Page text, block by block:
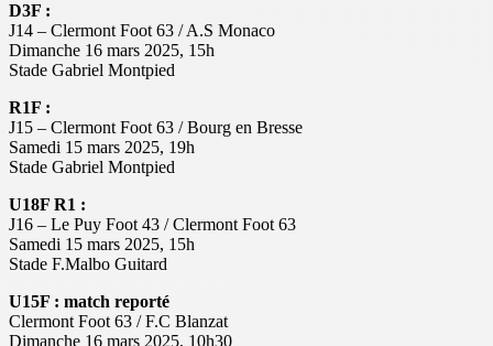
D3F :
J14 – Clermont Foot 63 / A.S Monaco
Dimanche 16 mars 2025, 15h
Stade Gabriel Montpied
R1F :
J15 – Clermont Foot 63 / Bourg en Bresse
Samedi 15 mars 2025, 19h
Stade Gabriel Montpied
U18F R1 :
J16 – Le Puy Foot 43 / Clermont Foot 63
Samedi 15 mars 2025, 15h
Stade F.Malbo Guitard
U15F : match reporté
Clermont Foot 63 / F.C Blanzat
Dimanche 16 mars 2025, 10h30